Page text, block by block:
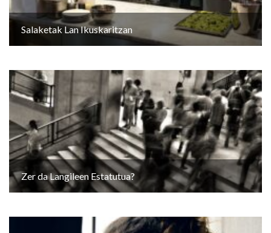
Salaketak Lan Ikuskaritzan
Zer da Langileen Estatutua?